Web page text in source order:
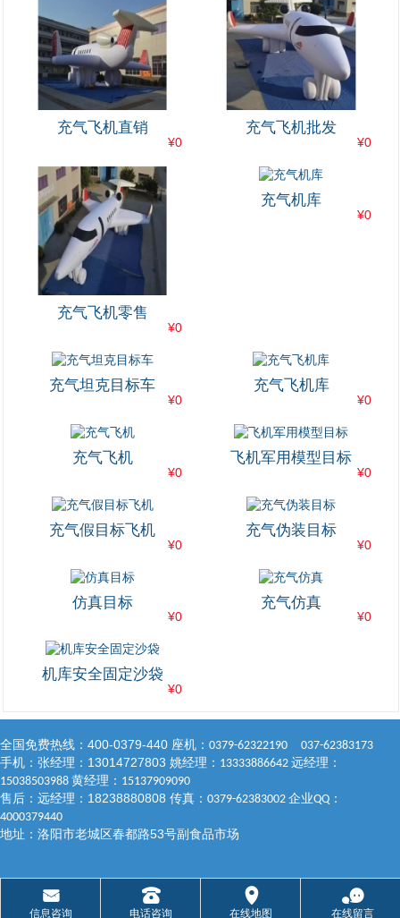
充气飞机直销
¥0
充气飞机批发
¥0
充气飞机零售
¥0
充气机库
¥0
充气坦克目标车
¥0
充气飞机库
¥0
充气飞机
¥0
飞机军用模型目标
¥0
充气假目标飞机
¥0
充气伪装目标
¥0
仿真目标
¥0
充气仿真
¥0
机库安全固定沙袋
¥0
全国免费热线： 400-0379-440 座机： 0379-62322190 037-62383173
手机：张经理： 13014727803 姚经理： 13333886642 远经理：
15038503988 黄经理： 15137909090
售后：远经理： 18238880808 传真： 0379-62383002 企业QQ ：
4000379440
地址：洛阳市老城区春都路53号副食品市场
󰄸
信息咨询
󰇯
电话咨询
󰅊
在线地图
󰂮
在线留言